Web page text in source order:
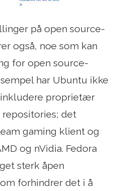
på open source-
også, noe som kan
for open source-
har Ubuntu ikke
proprietær
repositories; det
gaming klient og
og nVidia. Fedora
sterk åpen
forhindrer det i å